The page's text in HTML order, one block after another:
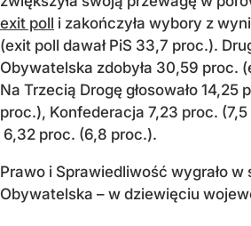
exit poll i zakończyła wybory z
(exit poll dawał PiS 33,7 proc.).
Obywatelska zdobyła 30,59 proc.
Na Trzecią Drogę głosowało 14,25
proc.), Konfederacja 7,23 proc.
6,32 proc. (6,8 proc.).
Prawo i Sprawiedliwość wygrało w
Obywatelska – w dziewięciu